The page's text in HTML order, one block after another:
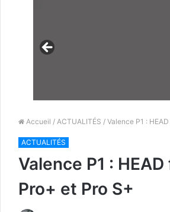
Accueil / ACTUALITÉS / Valence P1 :
ACTUALITÉS
Valence P1 :
Pro+ et Pro S+